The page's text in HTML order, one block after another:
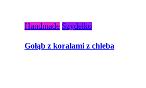
Handmade Szydełko
Gołąb z koralami z chleba